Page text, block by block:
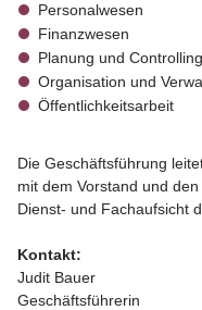
Personalwesen
Finanzwesen
Planung und Controlling
Organisation und
Öffentlichkeitsarbeit
Die Geschäftsführung
mit dem Vorstand und
Dienst- und Fachaufsicht
Kontakt:
Judit Bauer
Geschäftsführerin